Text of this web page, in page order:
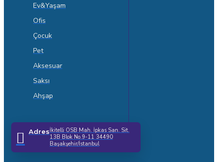
Ev&Yaşam
Ofis
Çocuk
Pet
Aksesuar
Saksı
Ahşap
Adresİkitelli OSB Mah. İpkas San. Sit.
13B Blok No.9-11 34490
Başakşehir/İstanbul